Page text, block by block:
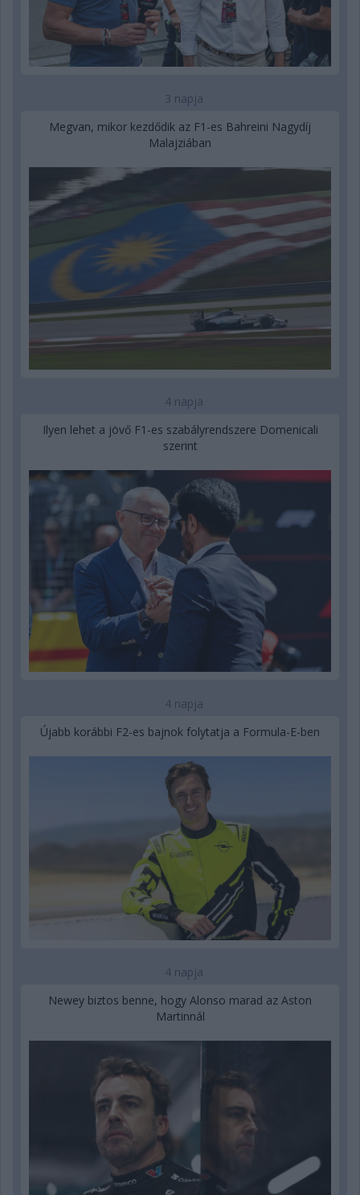
3 napja
Megvan, mikor kezdődik az F1-es Bahreini Nagydíj
Malajziában
4 napja
Ilyen lehet a jövő F1-es szabályrendszere Domenicali
szerint
4 napja
Újabb korábbi F2-es bajnok folytatja a Formula-E-ben
4 napja
Newey biztos benne, hogy Alonso marad az Aston
Martinnál